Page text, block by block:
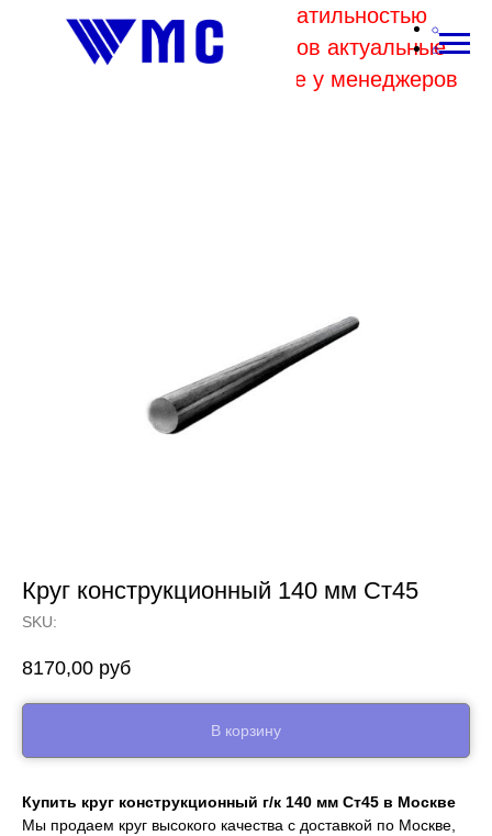
В связи с высокой волатильностью
отпускных цен комбинатов актуальные
цены на металл уточняйте у менеджеров
Круг конструкционный 140 мм Ст45
SKU:
8170,00 руб
В корзину
Купить круг конструкционный г/к 140 мм Ст45 в Москве
Мы продаем круг высокого качества с доставкой по Москве,